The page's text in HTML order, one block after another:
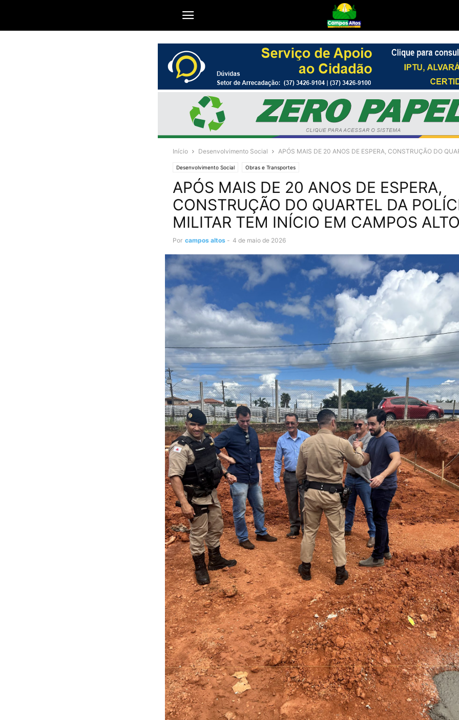
Início Desenvolvimento Social APÓS MAIS DE 20 ANOS DE ESPERA, CONSTRUÇÃO DO
Desenvolvimento Social Obras e Transportes
APÓS MAIS DE 20 ANOS DE ESPERA,
CONSTRUÇÃO DO QUARTEL DA
MILITAR TEM INÍCIO EM CAMPOS
Por campos altos - 4 de maio de 2026